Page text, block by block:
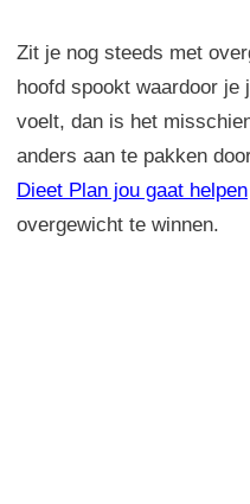
Zit je nog steeds met
hoofd spookt waardoor
voelt, dan is het
anders aan te pakken
Dieet Plan jou gaat helpen
overgewicht te winnen.